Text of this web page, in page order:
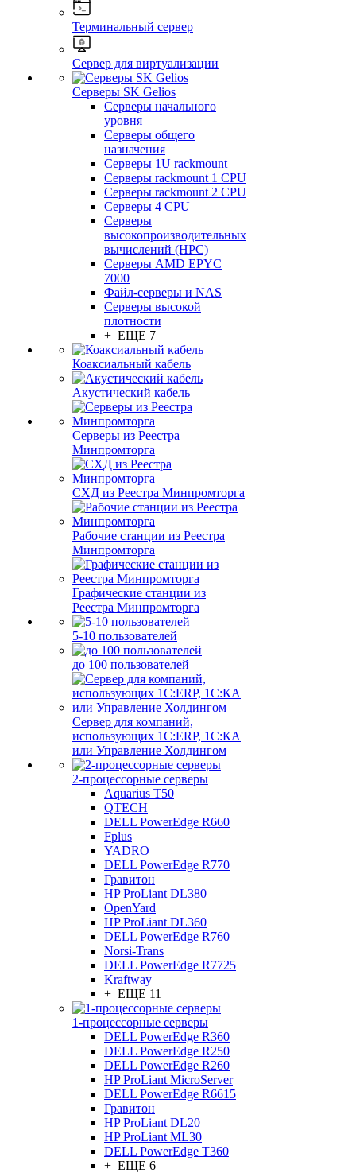
Терминальный сервер
Сервер для виртуализации
Серверы SK Gelios
Серверы начального
уровня
Серверы общего
назначения
Серверы 1U rackmount
Серверы rackmount 1 CPU
Серверы rackmount 2 CPU
Серверы 4 CPU
Серверы
высокопроизводительных
вычислений (HPC)
Серверы AMD EPYC
7000
Файл-серверы и NAS
Серверы высокой
плотности
+ ЕЩЕ 7
Коаксиальный кабель
Акустический кабель
Серверы из Реестра
Минпромторга
СХД из Реестра Минпромторга
Рабочие станции из Реестра
Минпромторга
Графические станции из
Реестра Минпромторга
5-10 пользователей
до 100 пользователей
Сервер для компаний,
использующих 1C:ERP, 1С:КА
или Управление Холдингом
2-процессорные серверы
Aquarius T50
QTECH
DELL PowerEdge R660
Fplus
YADRO
DELL PowerEdge R770
Гравитон
HP ProLiant DL380
OpenYard
HP ProLiant DL360
DELL PowerEdge R760
Norsi-Trans
DELL PowerEdge R7725
Kraftway
+ ЕЩЕ 11
1-процессорные серверы
DELL PowerEdge R360
DELL PowerEdge R250
DELL PowerEdge R260
HP ProLiant MicroServer
DELL PowerEdge R6615
Гравитон
HP ProLiant DL20
HP ProLiant ML30
DELL PowerEdge T360
+ ЕЩЕ 6